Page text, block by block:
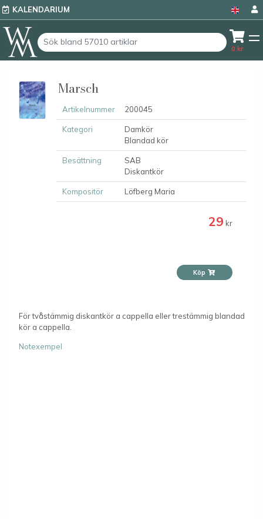
KALENDARIUM
0 kr
Marsch
Artikelnummer 200045
Kategori
Damkör
Blandad kör
Besättning
SAB
Diskantkör
Kompositör Löfberg Maria
29 kr
Köp
För tvåstämmig diskantkör a cappella eller trestämmig blandad
kör a cappella.
Notexempel